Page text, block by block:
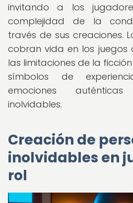
invitando a los
complejidad de la
través de sus creaciones.
cobran vida en los juegos
las limitaciones de la
símbolos de
emociones
inolvidables.
Creación de
inolvidables en
rol